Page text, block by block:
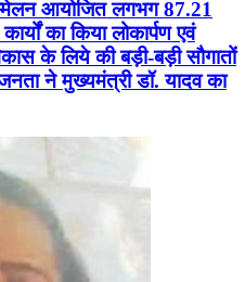
आयोजित लगभग 87.21
का किया लोकार्पण एवं
के लिये की बड़ी-बड़ी सौगातों
ने मुख्यमंत्री डॉ. यादव का